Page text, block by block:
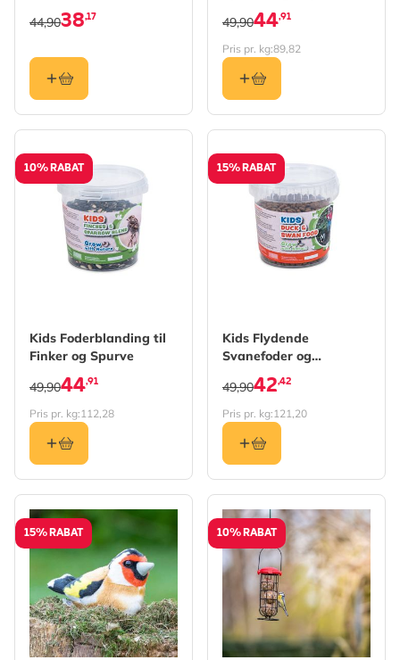
38,17
44,90 44,91
49,90
Pris pr. kg:89,82
10% RABAT
Kids Foderblanding til
Finker og Spurve
44,91
49,90
Pris pr. kg:112,28
15% RABAT
Kids Flydende
Svanefoder og
Andefoder 350 g
42,42
49,90
Pris pr. kg:121,20
15% RABAT 10% RABAT